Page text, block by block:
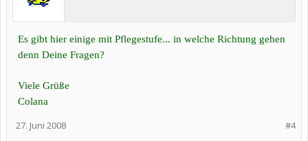
Es gibt hier einige mit Pflegestufe... in welche Richtung gehen
denn Deine Fragen?
Viele Grüße
Colana
#4
27. Juni 2008